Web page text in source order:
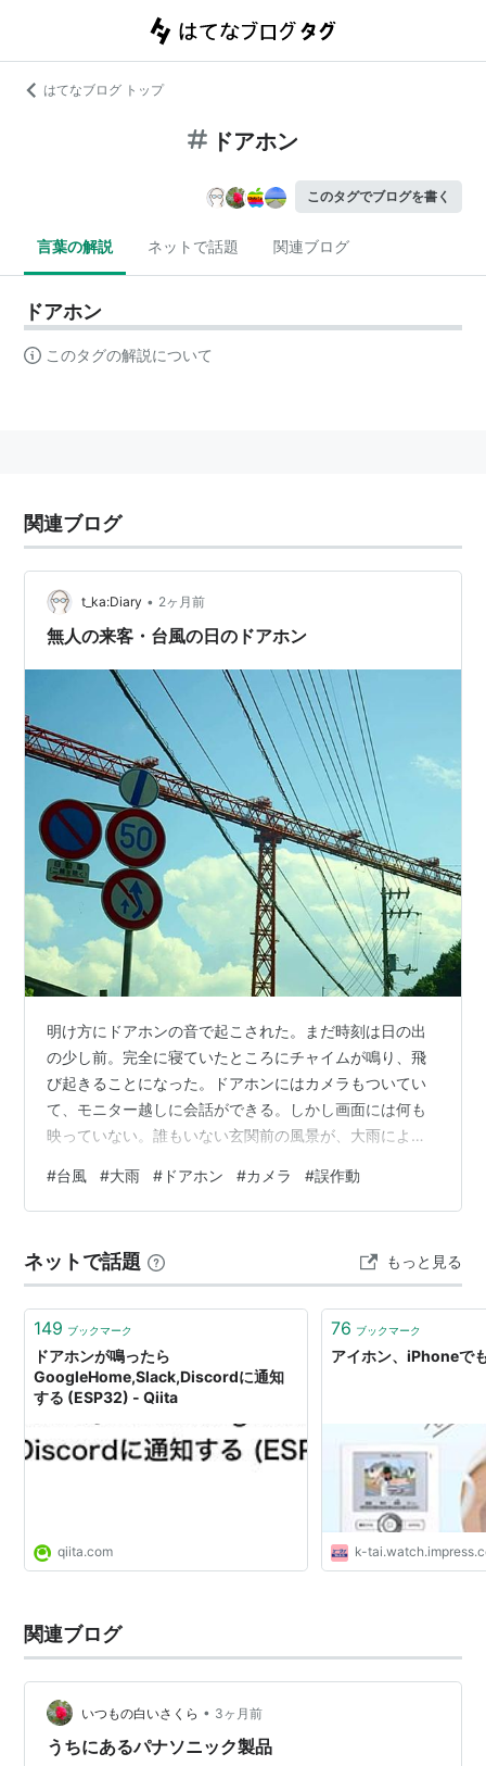
はてなブログ トップ
ドアホン
このタグでブログを書く
言葉の解説 ネットで話題 関連ブログ
ドアホン
このタグの解説について
関連ブログ
t_ka:Diary • 2ヶ月前
無人の来客・台風の日のドアホン
明け方にドアホンの音で起こされた。まだ時刻は日の出
の少し前。完全に寝ていたところにチャイムが鳴り、飛
び起きることになった。ドアホンにはカメラもついてい
て、モニター越しに会話ができる。しかし画面には何も
映っていない。誰もいない玄関前の風景が、大雨による
るも、もちろん誰もいない。昨夜から始まった台風によ
って、とんでもない量の雨が降り続いていて、玄関ドア
日本史 (祥伝社新書) 作者:大塚ひかり 祥伝社 Amazon 今
日の午前中は、そのドアホンの誤作動が何度もあった。
午後になって晴れてからも、不具…
#台風 #大雨 # ドアホン #カメラ #誤作動
ネットで話題 もっと見る
149 ブックマーク
ドアホンが鳴ったら
GoogleHome,Slack,Discordに通知
する (ESP32) - Qiita
qiita.com
76 ブックマーク
アイホン、iPhoneで
k-
関連ブログ
いつもの白いさくら • 3ヶ月前
うちにあるパナソニック製品